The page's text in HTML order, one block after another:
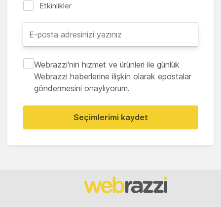
Etkinlikler
Webrazzi'nin hizmet ve ürünleri ile günlük
Webrazzi haberlerine ilişkin olarak epostalar
göndermesini onaylıyorum.
Seçimlerimi kaydet